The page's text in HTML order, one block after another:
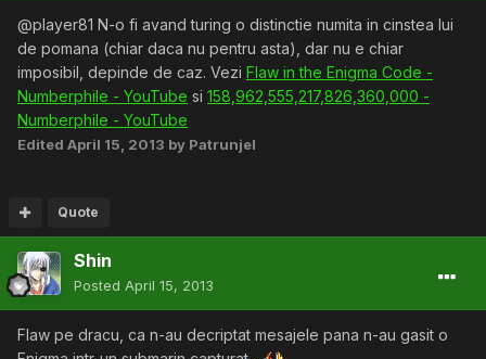
@player81 N-o fi avand turing o distinctie numita in cinstea lui
de pomana (chiar daca nu pentru asta), dar nu e chiar
imposibil, depinde de caz. Vezi Flaw in the Enigma Code -
Numberphile - YouTube si 158,962,555,217,826,360,000 -
Numberphile - YouTube
Edited April 15, 2013 by Patrunjel
Quote
Shin
Posted April 15, 2013
Flaw pe dracu, ca n-au decriptat mesajele pana n-au gasit o